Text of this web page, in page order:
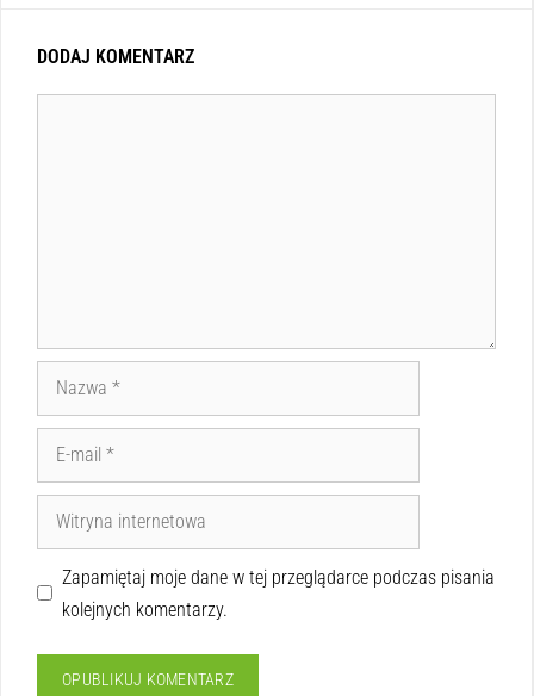
DODAJ KOMENTARZ
Zapamiętaj moje dane w tej przeglądarce podczas pisania
kolejnych komentarzy.